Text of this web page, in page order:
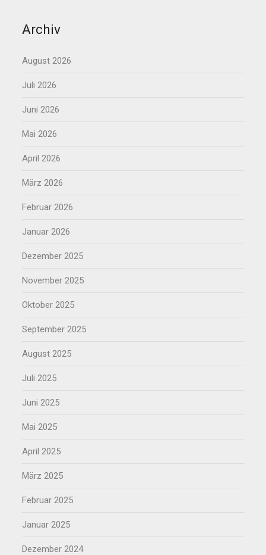
Archiv
August 2026
Juli 2026
Juni 2026
Mai 2026
April 2026
März 2026
Februar 2026
Januar 2026
Dezember 2025
November 2025
Oktober 2025
September 2025
August 2025
Juli 2025
Juni 2025
Mai 2025
April 2025
März 2025
Februar 2025
Januar 2025
Dezember 2024